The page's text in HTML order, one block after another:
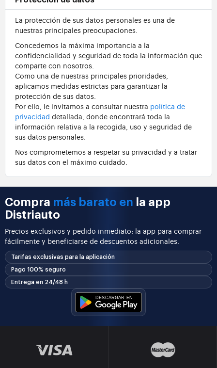
La protección de sus datos personales es una de
nuestras principales preocupaciones.
Concedemos la máxima importancia a la
confidencialidad y seguridad de toda la información que
comparte con nosotros.
Como una de nuestras principales prioridades,
aplicamos medidas estrictas para garantizar la
protección de sus datos.
Por ello, le invitamos a consultar nuestra política de
privacidad detallada, donde encontrará toda la
información relativa a la recogida, uso y seguridad de
sus datos personales.
Nos comprometemos a respetar su privacidad y a tratar
sus datos con el máximo cuidado.
Compra más barato en la app
Distriauto
Precios exclusivos y pedido inmediato: la app para comprar
fácilmente y beneficiarse de descuentos adicionales.
Tarifas exclusivas para la aplicación
Pago 100% seguro
Entrega en 24/48 h